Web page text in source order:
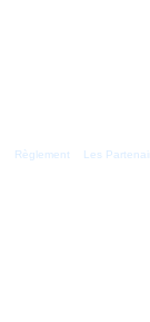
Règlement Les